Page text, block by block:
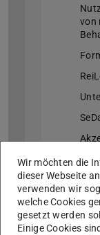
von
Wir möchten die
dieser Webseite
verwenden wir
welche Cookies
gesetzt werden
Einige Cookies